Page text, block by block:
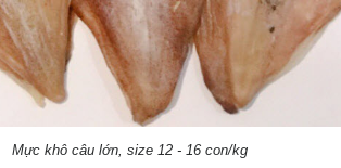
Mực khô câu lớn, size 12 - 16 con/kg